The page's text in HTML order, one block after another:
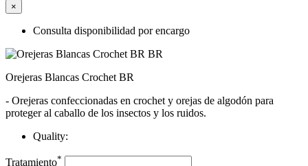
×
Consulta disponibilidad por encargo
Orejeras Blancas Crochet BR
- Orejeras confeccionadas en crochet y orejas de algodón para
proteger al caballo de los insectos y los ruidos.
Quality:
Tratamiento*